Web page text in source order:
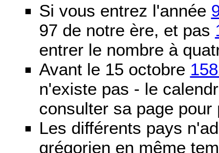
Si vous entrez l'année
97 de notre ère, et pas
entrer le nombre à
Avant le 15 octobre
n'existe pas - le
consulter sa page pour
Les différents pays
grégorien en même